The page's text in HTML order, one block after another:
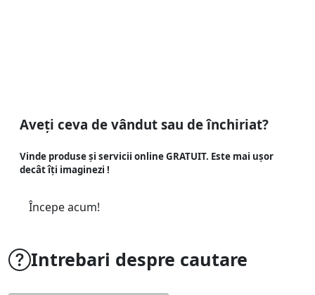
Aveți ceva de vândut sau de închiriat?
Vinde produse și servicii online GRATUIT. Este mai ușor
decât îți imaginezi !
Începe acum!
Intrebari despre cautare